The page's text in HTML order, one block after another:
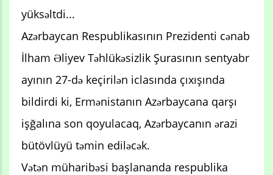
yüksəltdi...
Azərbaycan Respublikasının Prezidenti cənab
İlham Əliyev Təhlükəsizlik Şurasının sentyabr
ayının 27-də keçirilən iclasında çıxışında
bildirdi ki, Ermənistanın Azərbaycana qarşı
işğalına son qoyulacaq, Azərbaycanın ərazi
bütövlüyü təmin ediləcək.
Vətən müharibəsi başlananda respublika